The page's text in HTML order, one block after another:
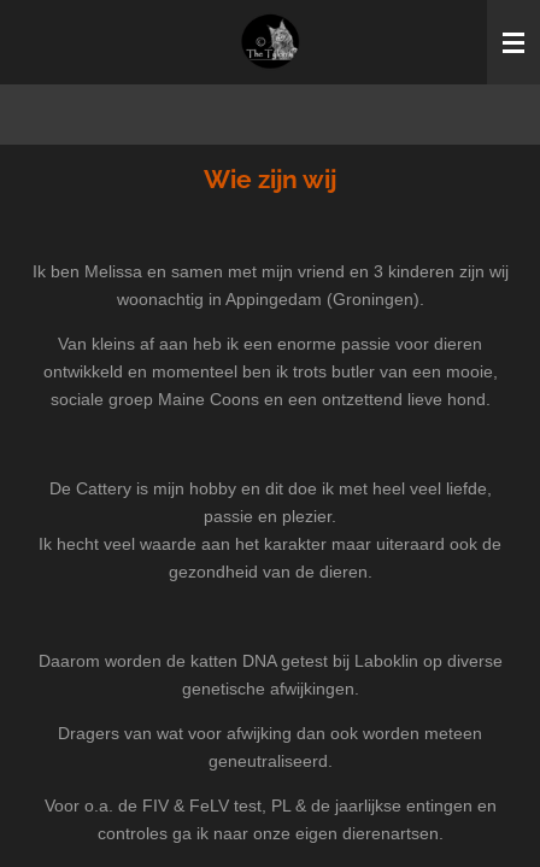
Wie zijn wij
Ik ben Melissa en samen met mijn vriend en 3 kinderen zijn wij
woonachtig in Appingedam (Groningen).
Van kleins af aan heb ik een enorme passie voor dieren
ontwikkeld en momenteel ben ik trots butler van een mooie,
sociale groep Maine Coons en een ontzettend lieve hond.
De Cattery is mijn hobby en dit doe ik met heel veel liefde,
passie en plezier.
Ik hecht veel waarde aan het karakter maar uiteraard ook de
gezondheid van de dieren.
Daarom worden de katten DNA getest bij Laboklin op diverse
genetische afwijkingen.
Dragers van wat voor afwijking dan ook worden meteen
geneutraliseerd.
Voor o.a. de FIV & FeLV test, PL & de jaarlijkse entingen en
controles ga ik naar onze eigen dierenartsen.